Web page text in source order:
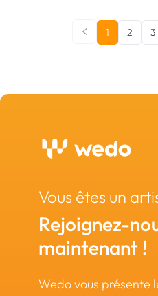
1 2 3
Vous êtes un
Rejoignez-
maintenant !
Wedo vous présente